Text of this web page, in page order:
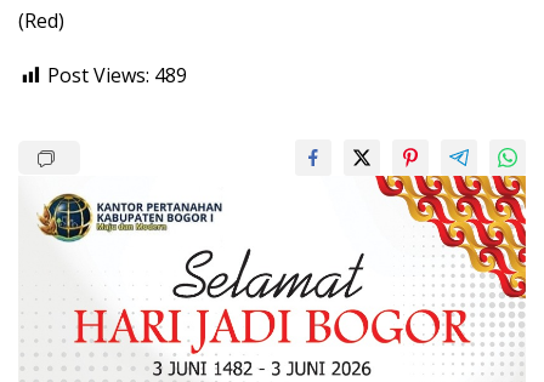
(Red)
Post Views: 489